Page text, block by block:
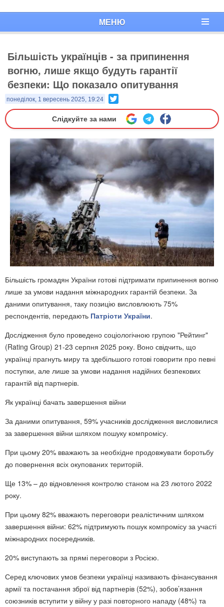
МЕНЮ
Більшість українців - за припинення
вогню, лише якщо будуть гарантії
безпеки: Що показало опитування
понеділок, 1 вересень 2025, 19:24
Слідкуйте за нами
Більшість громадян України готові підтримати припинення вогню
лише за умови надання міжнародних гарантій безпеки. За
даними опитування, таку позицію висловлюють 75%
респондентів, передають Патріоти України.
Дослідження було проведено соціологічною групою "Рейтинг"
(Rating Group) 21-23 серпня 2025 року. Воно свідчить, що
українці прагнуть миру та здебільшого готові говорити про певні
поступки, але лише за умови надання надійних безпекових
гарантій від партнерів.
Як українці бачать завершення війни
За даними опитування, 59% учасників дослідження висловилися
за завершення війни шляхом пошуку компромісу.
При цьому 20% вважають за необхідне продовжувати боротьбу
до повернення всіх окупованих територій.
Ще 13% – до відновлення контролю станом на 23 лютого 2022
року.
При цьому 82% вважають переговори реалістичним шляхом
завершення війни: 62% підтримують пошук компромісу за участі
міжнародних посередників.
20% виступають за прямі переговори з Росією.
Серед ключових умов безпеки українці називають фінансування
армії та постачання зброї від партнерів (52%), зобов’язання
союзників вступити у війну у разі повторного нападу (48%) та